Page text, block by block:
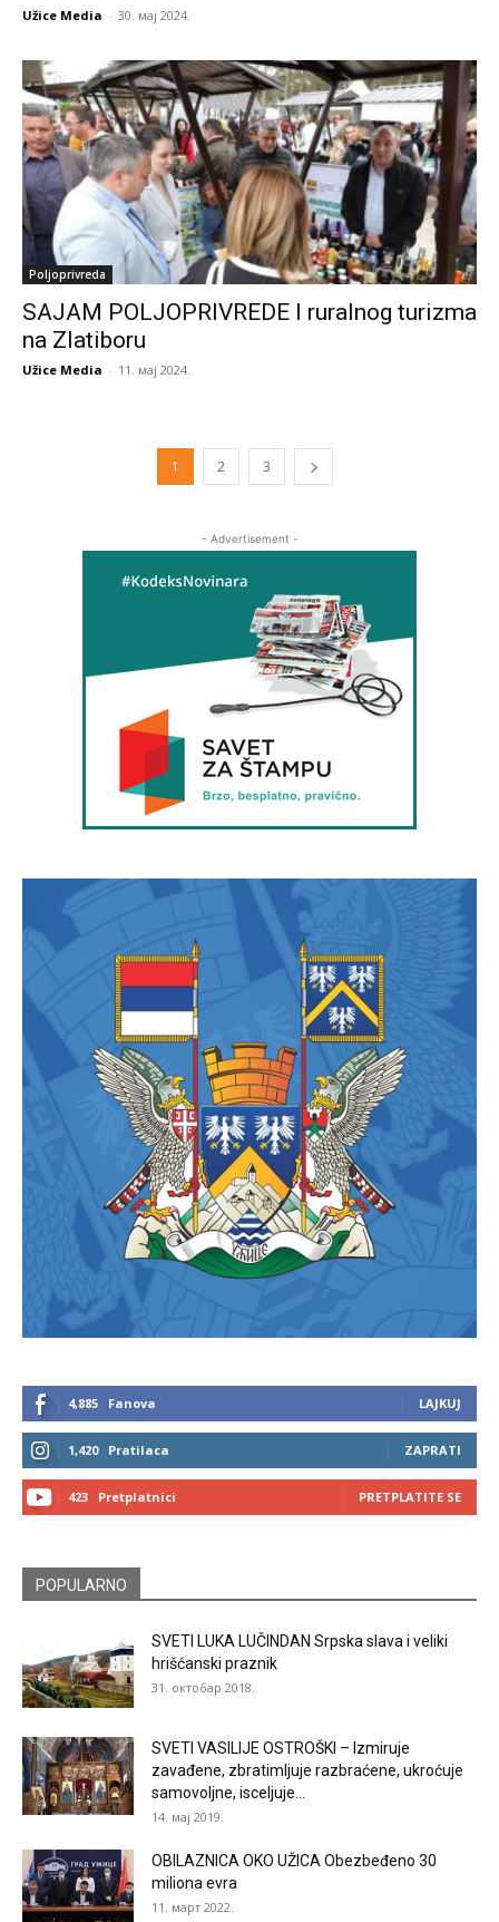
Užice Media - 30. мај 2024.
Poljoprivreda
SAJAM POLJOPRIVREDE I ruralnog turizma
na Zlatiboru
Užice Media - 11. мај 2024.
1 2 3
- Advertisement -
4,885 Fanova LAJKUJ
1,420 Pratilaca ZAPRATI
423 Pretplatnici PRETPLATITE SE
POPULARNO
SVETI LUKA LUČINDAN Srpska slava i veliki
hrišćanski praznik
31. октобар 2018.
SVETI VASILIJE OSTROŠKI – Izmiruje
zavađene, zbratimljuje razbraćene, ukroćuje
samovoljne, isceljuje...
14. мај 2019.
OBILAZNICA OKO UŽICA Obezbeđeno 30
miliona evra
11. март 2022.